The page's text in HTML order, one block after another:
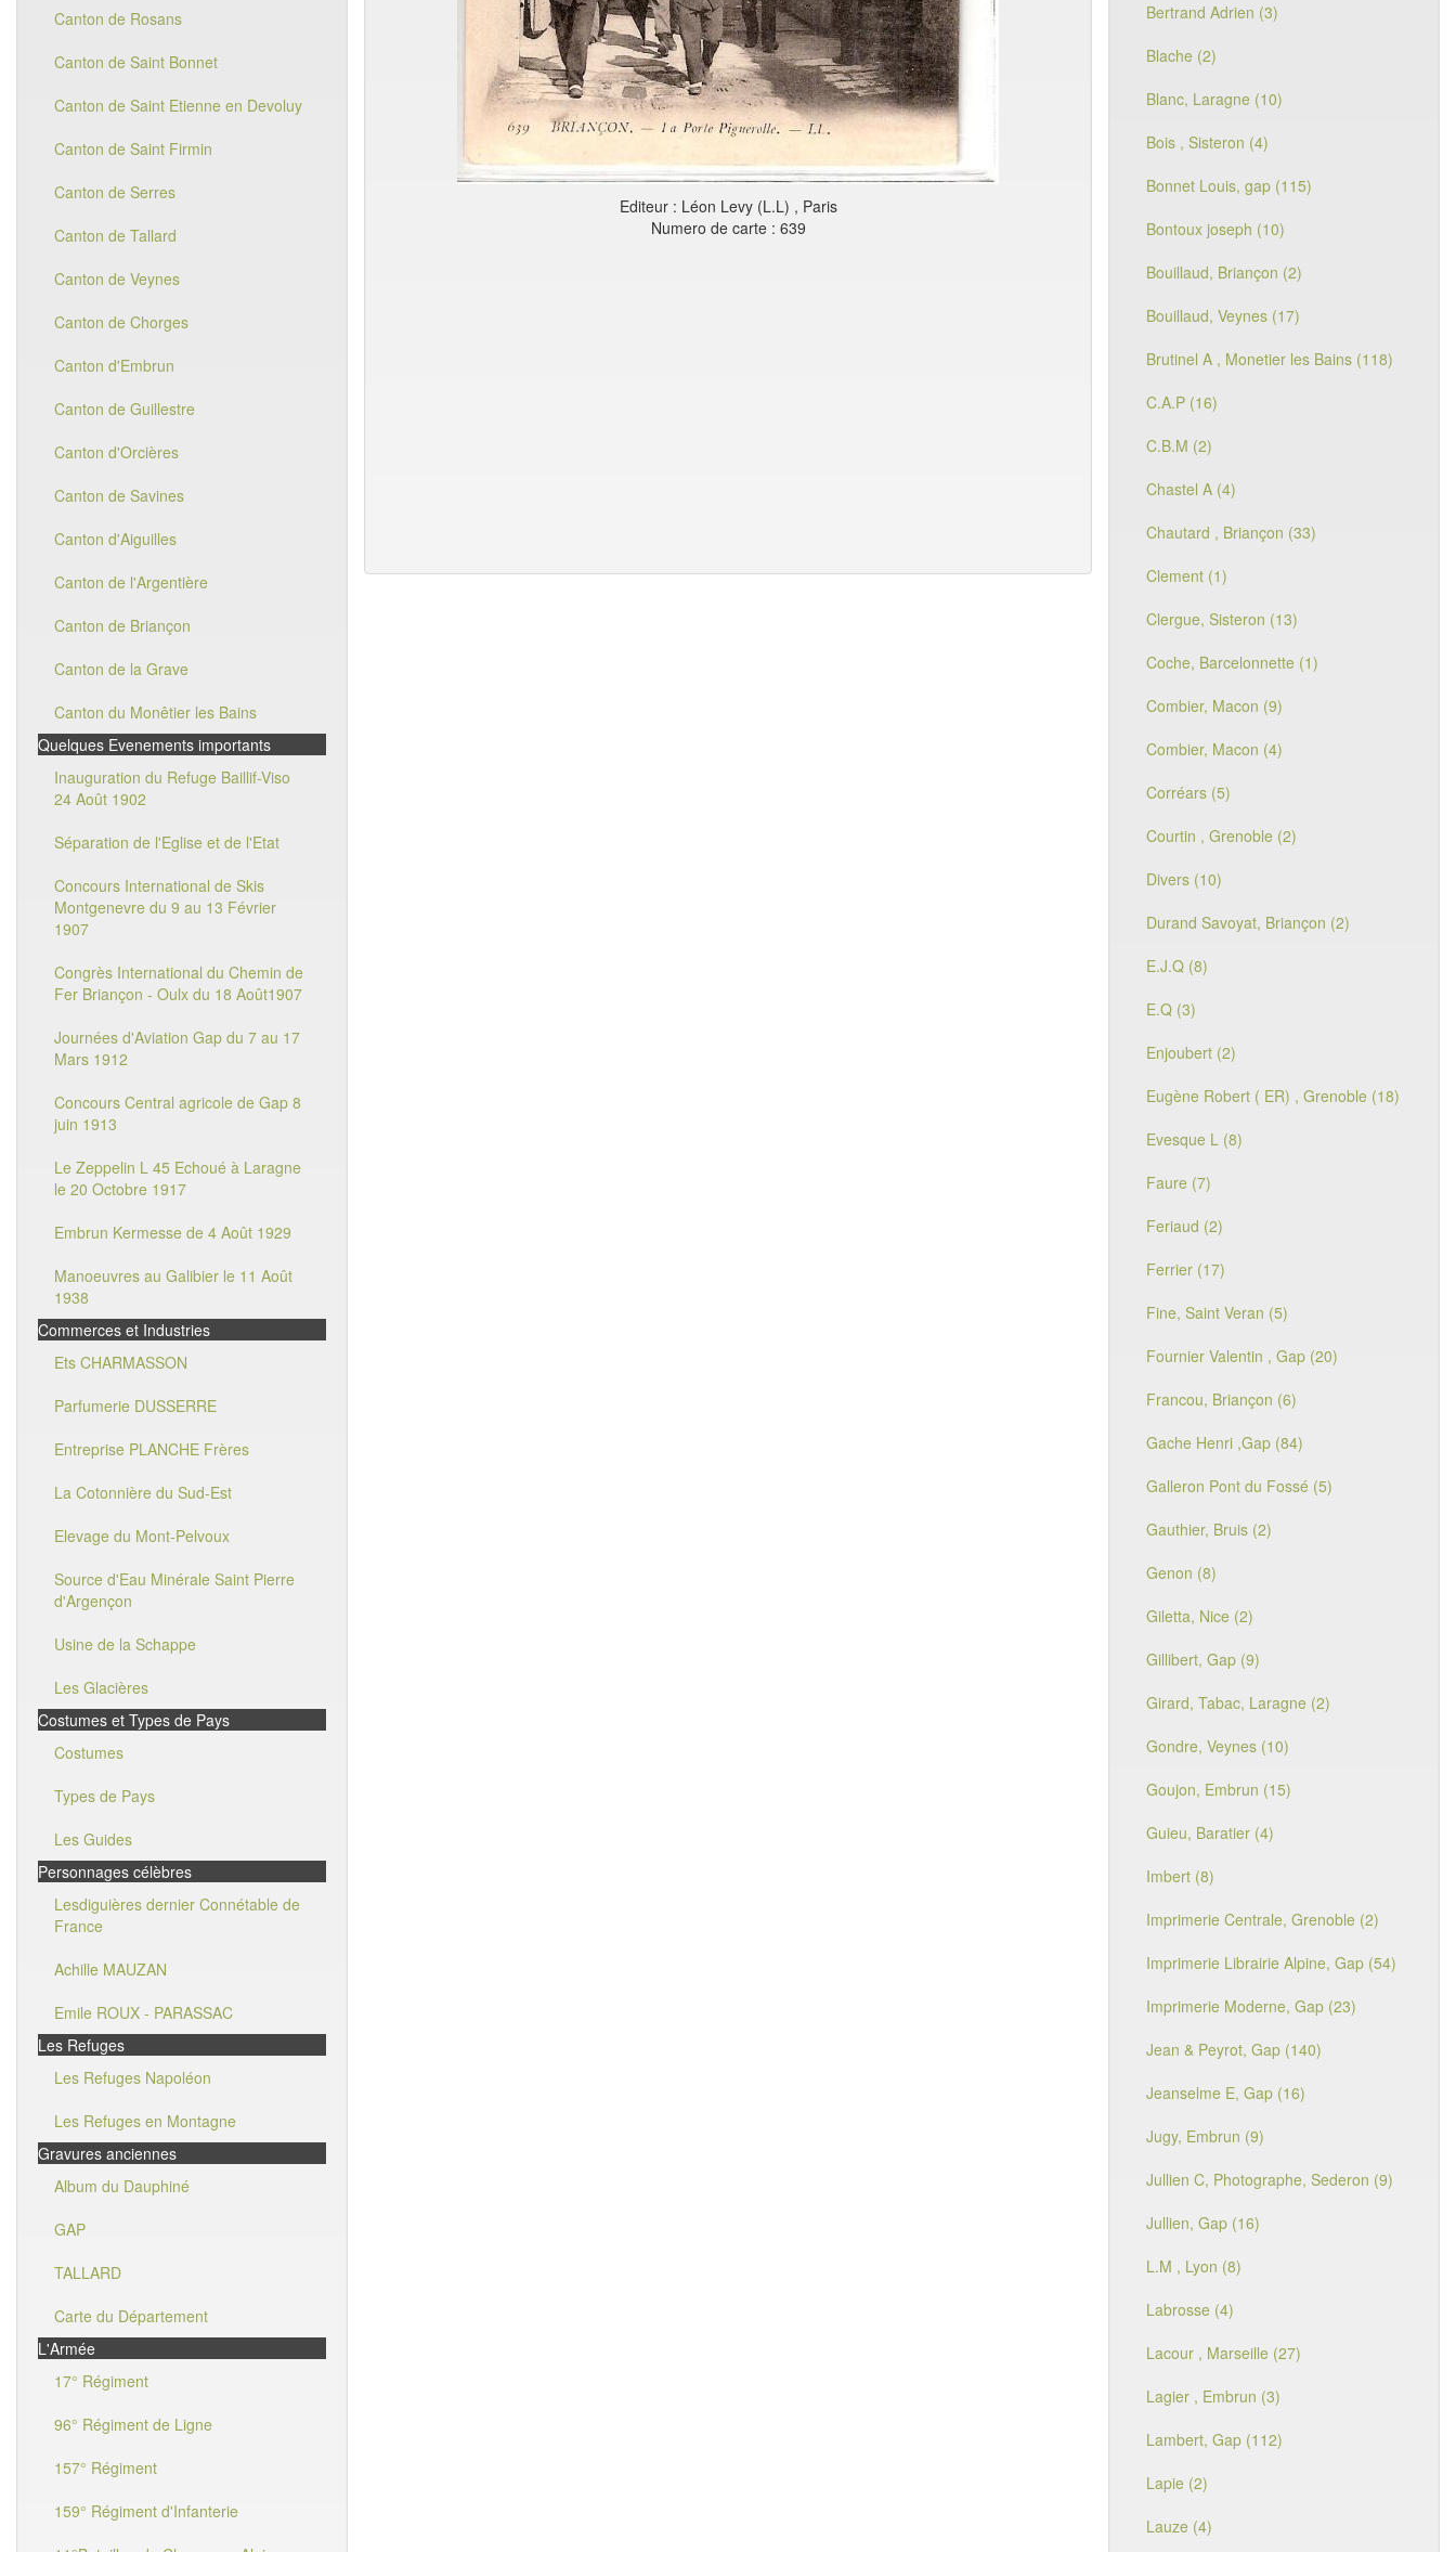
Canton de Rosans
Canton de Saint Bonnet
Canton de Saint Etienne en Devoluy
Canton de Saint Firmin
Canton de Serres
Canton de Tallard
Canton de Veynes
Canton de Chorges
Canton d'Embrun
Canton de Guillestre
Canton d'Orcières
Canton de Savines
Canton d'Aiguilles
Canton de l'Argentière
Canton de Briançon
Canton de la Grave
Canton du Monêtier les Bains
Quelques Evenements importants
Inauguration du Refuge Baillif-Viso
24 Août 1902
Séparation de l'Eglise et de l'Etat
Concours International de Skis
Montgenevre du 9 au 13 Février
1907
Congrès International du Chemin de
Fer Briançon - Oulx du 18 Août1907
Journées d'Aviation Gap du 7 au 17
Mars 1912
Concours Central agricole de Gap 8
juin 1913
Le Zeppelin L 45 Echoué à Laragne
le 20 Octobre 1917
Embrun Kermesse de 4 Août 1929
Manoeuvres au Galibier le 11 Août
1938
Commerces et Industries
Ets CHARMASSON
Parfumerie DUSSERRE
Entreprise PLANCHE Frères
La Cotonnière du Sud-Est
Elevage du Mont-Pelvoux
Source d'Eau Minérale Saint Pierre
d'Argençon
Usine de la Schappe
Les Glacières
Costumes et Types de Pays
Costumes
Types de Pays
Les Guides
Personnages célèbres
Lesdiguières dernier Connétable de
France
Achille MAUZAN
Emile ROUX - PARASSAC
Les Refuges
Les Refuges Napoléon
Les Refuges en Montagne
Gravures anciennes
Album du Dauphiné
GAP
TALLARD
Carte du Département
L'Armée
17° Régiment
96° Régiment de Ligne
157° Régiment
159° Régiment d'Infanterie
Editeur : Léon Levy (L.L) , Paris
Numero de carte : 639
Bertrand Adrien (3)
Blache (2)
Blanc, Laragne (10)
Bois , Sisteron (4)
Bonnet Louis, gap (115)
Bontoux joseph (10)
Bouillaud, Briançon (2)
Bouillaud, Veynes (17)
Brutinel A , Monetier les Bains (118)
C.A.P (16)
C.B.M (2)
Chastel A (4)
Chautard , Briançon (33)
Clement (1)
Clergue, Sisteron (13)
Coche, Barcelonnette (1)
Combier, Macon (9)
Combier, Macon (4)
Corréars (5)
Courtin , Grenoble (2)
Divers (10)
Durand Savoyat, Briançon (2)
E.J.Q (8)
E.Q (3)
Enjoubert (2)
Eugène Robert ( ER) , Grenoble (18)
Evesque L (8)
Faure (7)
Feriaud (2)
Ferrier (17)
Fine, Saint Veran (5)
Fournier Valentin , Gap (20)
Francou, Briançon (6)
Gache Henri ,Gap (84)
Galleron Pont du Fossé (5)
Gauthier, Bruis (2)
Genon (8)
Giletta, Nice (2)
Gillibert, Gap (9)
Girard, Tabac, Laragne (2)
Gondre, Veynes (10)
Goujon, Embrun (15)
Guieu, Baratier (4)
Imbert (8)
Imprimerie Centrale, Grenoble (2)
Imprimerie Librairie Alpine, Gap (54)
Imprimerie Moderne, Gap (23)
Jean & Peyrot, Gap (140)
Jeanselme E, Gap (16)
Jugy, Embrun (9)
Jullien C, Photographe, Sederon (9)
Jullien, Gap (16)
L.M , Lyon (8)
Labrosse (4)
Lacour , Marseille (27)
Lagier , Embrun (3)
Lambert, Gap (112)
Lapie (2)
Lauze (4)